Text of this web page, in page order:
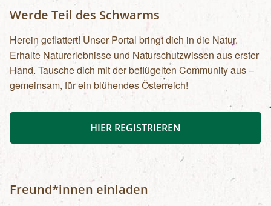
Werde Teil des Schwarms
Herein geflattert! Unser Portal bringt dich in die Natur.
Erhalte Naturerlebnisse und Naturschutzwissen aus erster
Hand. Tausche dich mit der beflügelten Community aus –
gemeinsam, für ein blühendes Österreich!
HIER REGISTRIEREN
Freund*innen einladen